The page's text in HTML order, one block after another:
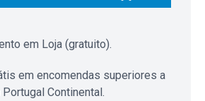
em Loja (gratuito).
em encomendas superiores a
Continental.